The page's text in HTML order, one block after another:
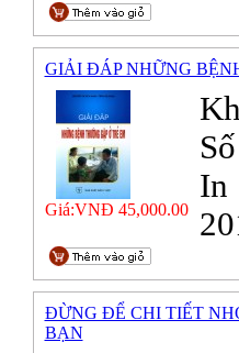
GIẢI ĐÁP NHỮNG
Giá:VNĐ 45,000.00
In
ĐỪNG ĐỂ CHI TIẾT
BẠN